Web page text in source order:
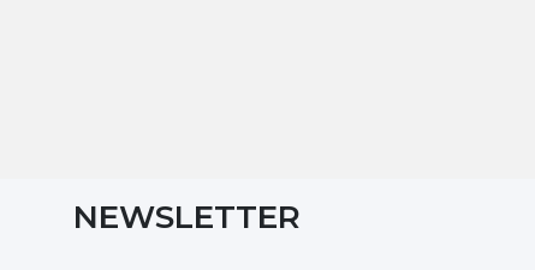
NEWSLETTER